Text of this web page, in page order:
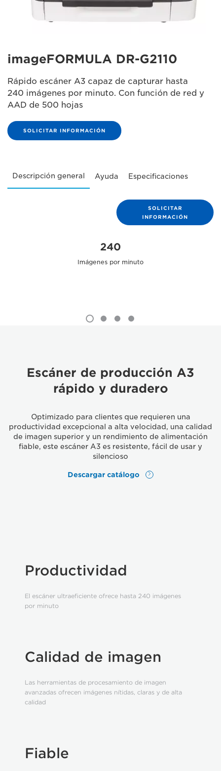
imageFORMULA DR-G2110
Rápido escáner A3 capaz de capturar hasta
240 imágenes por minuto. Con función de red y
AAD de 500 hojas
SOLICITAR INFORMACIÓN
Descripción general Ayuda Especificaciones
SOLICITAR
INFORMACIÓN
240
Imágenes por minuto
Escáner de producción A3
rápido y duradero
Optimizado para clientes que requieren una
productividad excepcional a alta velocidad, una calidad
de imagen superior y un rendimiento de alimentación
fiable, este escáner A3 es resistente, fácil de usar y
silencioso
Descargar catálogo
Productividad
El escáner ultraeficiente ofrece hasta 240 imágenes
por minuto
Calidad de imagen
Las herramientas de procesamiento de imagen
avanzadas ofrecen imágenes nítidas, claras y de alta
calidad
Fiable